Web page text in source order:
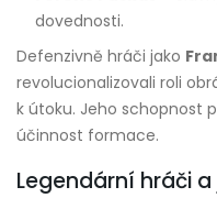
dovednosti.
Defenzivně hráči jako
revolucionalizovali roli
k útoku. Jeho schopnost
účinnost formace.
Legendární hráči